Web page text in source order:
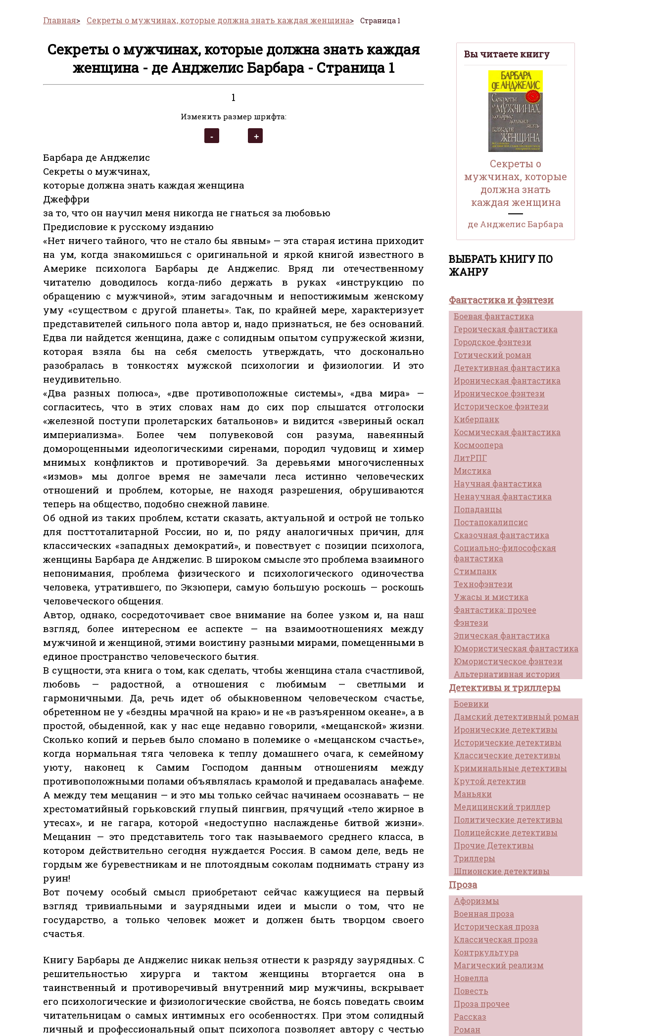
Главная Секреты о мужчинах, которые должна знать каждая женщина Страница 1
Вы читаете книгу
Секреты о
мужчинах, которые
должна знать
каждая женщина
де Анджелис Барбара
ВЫБРАТЬ КНИГУ ПО
ЖАНРУ
Фантастика и фэнтези
Боевая фантастика
Героическая фантастика
Городское фэнтези
Готический роман
Детективная фантастика
Ироническая фантастика
Ироническое фэнтези
Историческое фэнтези
Киберпанк
Космическая фантастика
Космоопера
ЛитРПГ
Мистика
Научная фантастика
Ненаучная фантастика
Попаданцы
Постапокалипсис
Сказочная фантастика
Социально-философская
фантастика
Стимпанк
Технофэнтези
Ужасы и мистика
Фантастика: прочее
Фэнтези
Эпическая фантастика
Юмористическая фантастика
Юмористическое фэнтези
Альтернативная история
Детективы и триллеры
Боевики
Дамский детективный роман
Иронические детективы
Исторические детективы
Классические детективы
Криминальные детективы
Крутой детектив
Маньяки
Медицинский триллер
Политические детективы
Полицейские детективы
Прочие Детективы
Триллеры
Шпионские детективы
Проза
Афоризмы
Военная проза
Историческая проза
Классическая проза
Контркультура
Магический реализм
Новелла
Повесть
Проза прочее
Рассказ
Роман
Секреты о мужчинах, которые должна знать каждая
женщина - де Анджелис Барбара - Страница 1
1
Изменить размер шрифта:
Барбара де Анджелис
Секреты о мужчинах,
которые должна знать каждая женщина
Джеффри
за то, что он научил меня никогда не гнаться за любовью
Предисловие к русскому изданию
«Нет ничего тайного, что не стало бы явным» — эта старая истина приходит
на ум, когда знакомишься с оригинальной и яркой книгой известного в
Америке психолога Барбары де Анджелис. Вряд ли отечественному
читателю доводилось когда-либо держать в руках «инструкцию по
обращению с мужчиной», этим загадочным и непостижимым женскому
уму «существом с другой планеты». Так, по крайней мере, характеризует
представителей сильного пола автор и, надо признаться, не без оснований.
Едва ли найдется женщина, даже с солидным опытом супружеской жизни,
которая взяла бы на себя смелость утверждать, что досконально
разобралась в тонкостях мужской психологии и физиологии. И это
неудивительно.
«Два разных полюса», «две противоположные системы», «два мира» —
согласитесь, что в этих словах нам до сих пор слышатся отголоски
«железной поступи пролетарских батальонов» и видится «звериный оскал
империализма». Более чем полувековой сон разума, навеянный
доморощенными идеологическими сиренами, породил чудовищ и химер
мнимых конфликтов и противоречий. За деревьями многочисленных
«измов» мы долгое время не замечали леса истинно человеческих
отношений и проблем, которые, не находя разрешения, обрушиваются
теперь на общество, подобно снежной лавине.
Об одной из таких проблем, кстати сказать, актуальной и острой не только
для посттоталитарной России, но и, по ряду аналогичных причин, для
классических «западных демократий», и повествует с позиции психолога,
женщины Барбара де Анджелис. В широком смысле это проблема взаимного
непонимания, проблема физического и психологического одиночества
человека, утратившего, по Экзюпери, самую большую роскошь — роскошь
человеческого общения.
Автор, однако, сосредоточивает свое внимание на более узком и, на наш
взгляд, более интересном ее аспекте — на взаимоотношениях между
мужчиной и женщиной, этими воистину разными мирами, помещенными в
единое пространство человеческого бытия.
В сущности, эта книга о том, как сделать, чтобы женщина стала счастливой,
любовь — радостной, а отношения с любимым — светлыми и
гармоничными. Да, речь идет об обыкновенном человеческом счастье,
обретенном не у «бездны мрачной на краю» и не «в разъяренном океане», а в
простой, обыденной, как у нас еще недавно говорили, «мещанской» жизни.
Сколько копий и перьев было сломано в полемике о «мещанском счастье»,
когда нормальная тяга человека к теплу домашнего очага, к семейному
уюту, наконец к Самим Господом данным отношениям между
противоположными полами объявлялась крамолой и предавалась анафеме.
А между тем мещанин — и это мы только сейчас начинаем осознавать — не
хрестоматийный горьковский глупый пингвин, прячущий «тело жирное в
утесах», и не гагара, которой «недоступно наслажденье битвой жизни».
Мещанин — это представитель того так называемого среднего класса, в
котором действительно сегодня нуждается Россия. В самом деле, ведь не
гордым же буревестникам и не плотоядным соколам поднимать страну из
руин!
Вот почему особый смысл приобретают сейчас кажущиеся на первый
взгляд тривиальными и заурядными идеи и мысли о том, что не
государство, а только человек может и должен быть творцом своего
счастья.
Книгу Барбары де Анджелис никак нельзя отнести к разряду заурядных. С
решительностью хирурга и тактом женщины вторгается она в
таинственный и противоречивый внутренний мир мужчины, вскрывает
его психологические и физиологические свойства, не боясь поведать своим
читательницам о самых интимных его особенностях. При этом солидный
личный и профессиональный опыт психолога позволяет автору с честью